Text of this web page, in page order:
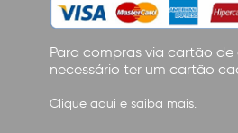
Para compras via cartão de
necessário ter um cartão
Clique aqui e saiba mais.